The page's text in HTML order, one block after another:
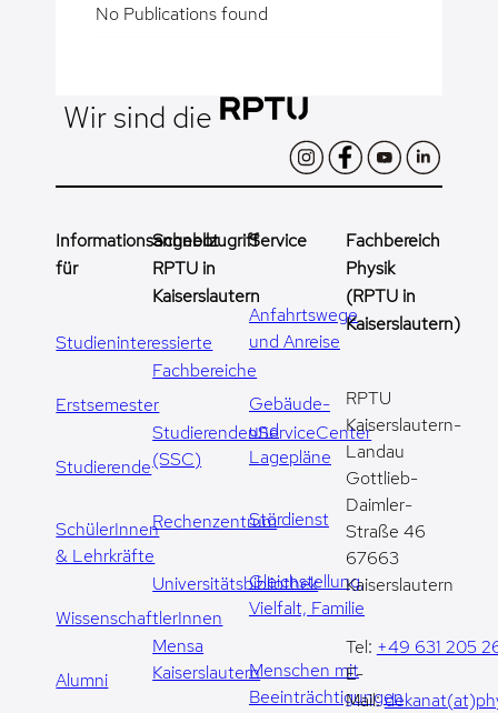
No Publications found
Wir sind die
Informationsangebot
für
Studieninteressierte
Erstsemester
Studierende
SchülerInnen
& Lehrkräfte
WissenschaftlerInnen
Alumni
Schnellzugriff
RPTU in
Kaiserslautern
Fachbereiche
StudierendenServiceCenter
(SSC)
Rechenzentrum
Universitätsbibliothek
Mensa
Kaiserslautern
Service
Anfahrtswege
und Anreise
Gebäude-
und
Lagepläne
Stördienst
Gleichstellung,
Vielfalt, Familie
Menschen mit
Beeinträchtigungen
Fachbereich
Physik
(RPTU in
Kaiserslautern)
RPTU
Kaiserslautern-
Landau
Gottlieb-
Daimler-
Straße 46
67663
Kaiserslautern
Tel: +49 631 205
E-
Mail: